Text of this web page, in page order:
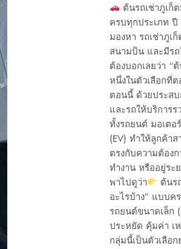
ต้นรถเช่าภูเก็
ครบทุกประเภท
มองหา รถเช่าภูเ
สนามบิน และมีร
ต้องบอกเลยว่า “
หนึ่งในตัวเลือกที่
ตอนนี้ ด้วยประส
และรถให้บริการ
ทั้งรถยนต์ มอเต
(EV) ทำให้ลูกค้า
ตรงกับความต้อง
ทำงาน หรืออยู่ระ
พาไปดูว่า
ต้นร
อะไรบ้าง” แบบค
รถยนต์ขนาดเล็ก
ประหยัด คุ้มค่า เ
กลุ่มนี้เป็นตัวเลือ